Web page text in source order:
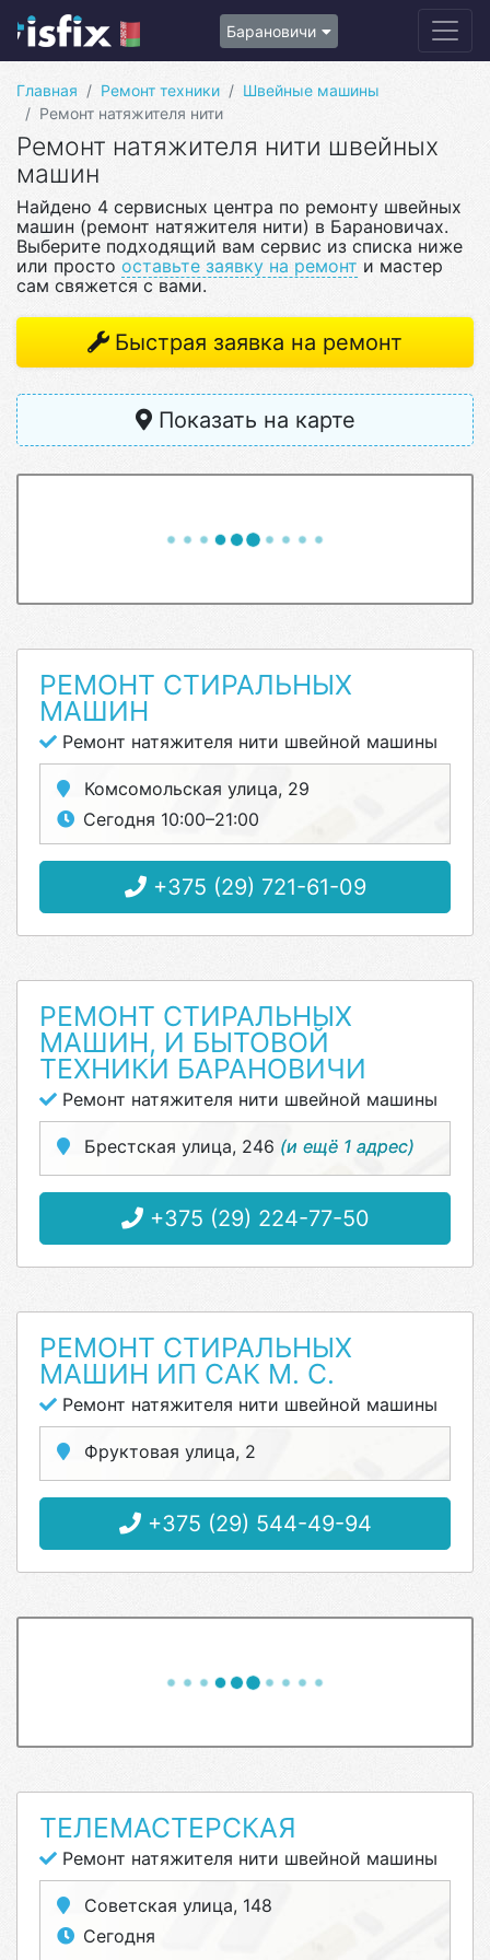
Барановичи
Главная Ремонт техники
Швейные машины
Ремонт натяжителя нити
Ремонт натяжителя нити швейных
машин
Найдено 4 сервисных центра по ремонту швейных
машин (ремонт натяжителя нити) в Барановичах.
Выберите подходящий вам сервис из списка ниже
или просто оставьте заявку на ремонт и мастер
сам свяжется с вами.
Быстрая заявка на ремонт
Показать на карте
РЕМОНТ СТИРАЛЬНЫХ
МАШИН
Ремонт натяжителя нити швейной машины
Комсомольская улица, 29
Сегодня 10:00–21:00
+375 (29) 721-61-09
РЕМОНТ СТИРАЛЬНЫХ
МАШИН, И БЫТОВОЙ
ТЕХНИКИ БАРАНОВИЧИ
Ремонт натяжителя нити швейной машины
Брестская улица, 246 (и ещё 1 адрес)
+375 (29) 224-77-50
РЕМОНТ СТИРАЛЬНЫХ
МАШИН ИП САК М. С.
Ремонт натяжителя нити швейной машины
Фруктовая улица, 2
+375 (29) 544-49-94
ТЕЛЕМАСТЕРСКАЯ
Ремонт натяжителя нити швейной машины
Советская улица, 148
Сегодня